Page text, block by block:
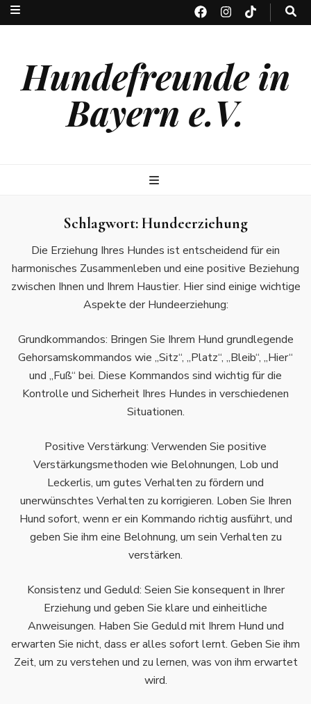
Hundefreunde in
Bayern e.V.
Schlagwort:Hundeerziehung
Die Erziehung Ihres Hundes ist entscheidend für ein
harmonisches Zusammenleben und eine positive Beziehung
zwischen Ihnen und Ihrem Haustier. Hier sind einige wichtige
Aspekte der Hundeerziehung:
Grundkommandos: Bringen Sie Ihrem Hund grundlegende
Gehorsamskommandos wie „Sitz“, „Platz“, „Bleib“, „Hier“
und „Fuß“ bei. Diese Kommandos sind wichtig für die
Kontrolle und Sicherheit Ihres Hundes in verschiedenen
Situationen.
Positive Verstärkung: Verwenden Sie positive
Verstärkungsmethoden wie Belohnungen, Lob und
Leckerlis, um gutes Verhalten zu fördern und
unerwünschtes Verhalten zu korrigieren. Loben Sie Ihren
Hund sofort, wenn er ein Kommando richtig ausführt, und
geben Sie ihm eine Belohnung, um sein Verhalten zu
verstärken.
Konsistenz und Geduld: Seien Sie konsequent in Ihrer
Erziehung und geben Sie klare und einheitliche
Anweisungen. Haben Sie Geduld mit Ihrem Hund und
erwarten Sie nicht, dass er alles sofort lernt. Geben Sie ihm
Zeit, um zu verstehen und zu lernen, was von ihm erwartet
wird.